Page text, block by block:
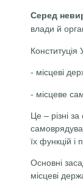
Серед
влади й
Конституція
- місцеві
- місцеве
Це – різні
їх функцій і
Основні
місцеві